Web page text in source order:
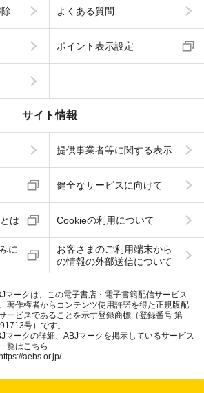
よくある質問
ポイント表示設定
サイト情報
提供事業者等に関する表示
健全なサービスに向けて
は Cookieの利用について
に
お客さまのご利用端末から
の情報の外部送信について
マークは、この電子書店・電子書籍配信サービス
著作権者からコンテンツ使用許諾を得た正規版配
ービスであることを示す登録商標（登録番号 第
号）です。
マークの詳細、ABJマークを掲示しているサービス
覧はこちら
aebs.or.jp/